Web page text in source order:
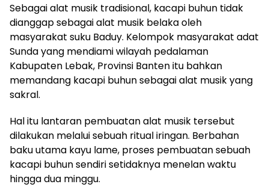
Sebagai alat musik tradisional, kacapi buhun tidak
dianggap sebagai alat musik belaka oleh
masyarakat suku Baduy. Kelompok masyarakat adat
Sunda yang mendiami wilayah pedalaman
Kabupaten Lebak, Provinsi Banten itu bahkan
memandang kacapi buhun sebagai alat musik yang
sakral.
Hal itu lantaran pembuatan alat musik tersebut
dilakukan melalui sebuah ritual iringan. Berbahan
baku utama kayu lame, proses pembuatan sebuah
kacapi buhun sendiri setidaknya menelan waktu
hingga dua minggu.